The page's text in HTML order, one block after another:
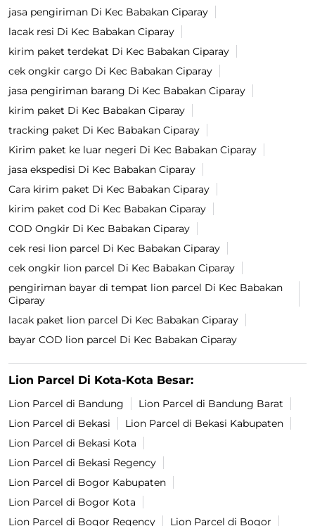
jasa pengiriman Di Kec Babakan Ciparay
lacak resi Di Kec Babakan Ciparay
kirim paket terdekat Di Kec Babakan Ciparay
cek ongkir cargo Di Kec Babakan Ciparay
jasa pengiriman barang Di Kec Babakan Ciparay
kirim paket Di Kec Babakan Ciparay
tracking paket Di Kec Babakan Ciparay
Kirim paket ke luar negeri Di Kec Babakan Ciparay
jasa ekspedisi Di Kec Babakan Ciparay
Cara kirim paket Di Kec Babakan Ciparay
kirim paket cod Di Kec Babakan Ciparay
COD Ongkir Di Kec Babakan Ciparay
cek resi lion parcel Di Kec Babakan Ciparay
cek ongkir lion parcel Di Kec Babakan Ciparay
pengiriman bayar di tempat lion parcel Di Kec Babakan
Ciparay
lacak paket lion parcel Di Kec Babakan Ciparay
bayar COD lion parcel Di Kec Babakan Ciparay
Lion Parcel Di Kota-Kota Besar:
Lion Parcel di Bandung
Lion Parcel di Bandung Barat
Lion Parcel di Bekasi
Lion Parcel di Bekasi Kabupaten
Lion Parcel di Bekasi Kota
Lion Parcel di Bekasi Regency
Lion Parcel di Bogor Kabupaten
Lion Parcel di Bogor Kota
Lion Parcel di Bogor Regency
Lion Parcel di Bogor